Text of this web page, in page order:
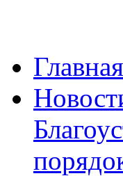
Главная